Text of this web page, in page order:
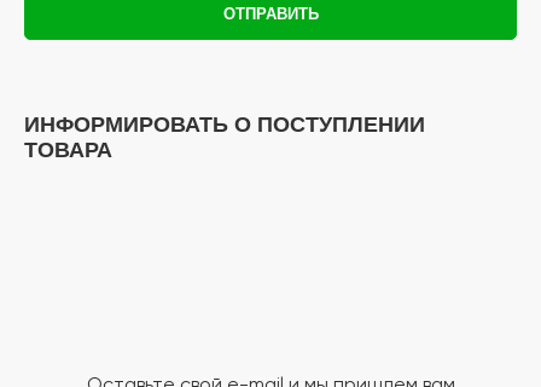
ОТПРАВИТЬ
ИНФОРМИРОВАТЬ О ПОСТУПЛЕНИИ
ТОВАРА